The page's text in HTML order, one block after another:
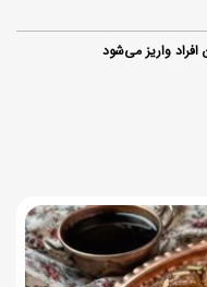
جزئیات برنامه جدید واریز اعتبار
حشرات در خانه